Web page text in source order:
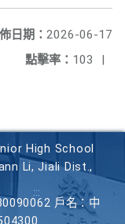
日期： 2026-06-17
點擊率： 103 |
High School
Li, Jiali Dist.,
戶名：中